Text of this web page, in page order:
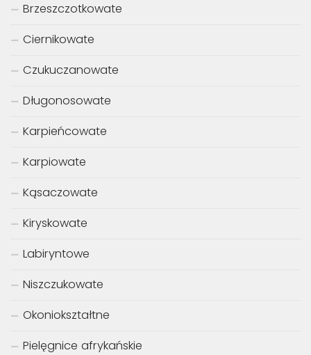
Brzeszczotkowate
Ciernikowate
Czukuczanowate
Długonosowate
Karpieńcowate
Karpiowate
Kąsaczowate
Kiryskowate
Labiryntowe
Niszczukowate
Okoniokształtne
Pielęgnice afrykańskie